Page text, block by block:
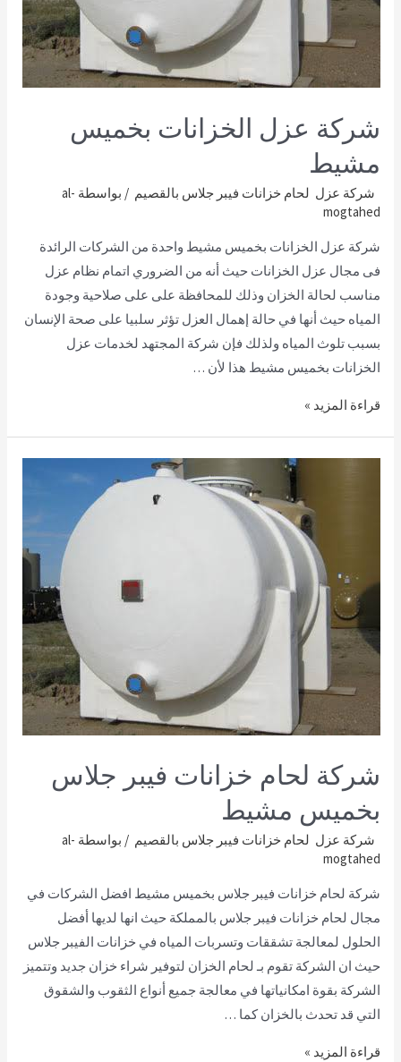
شركة عزل الخزانات بخميس
مشيط
شركة عزل لحام خزانات فيبر جلاس بالقصيم / بواسطة al-
mogtahed
شركة عزل الخزانات بخميس مشيط واحدة من الشركات الرائدة
فى مجال عزل الخزانات حيث أنه من الضروري اتمام نظام عزل
مناسب لحالة الخزان وذلك للمحافظة على على صلاحية وجودة
المياه حيث أنها في حالة إهمال العزل تؤثر سلبيا على صحة الإنسان
بسبب تلوث المياه ولذلك فإن شركة المجتهد لخدمات عزل
الخزانات بخميس مشيط هذا لأن …
قراءة المزيد »
شركة لحام خزانات فيبر جلاس
بخميس مشيط
شركة عزل لحام خزانات فيبر جلاس بالقصيم / بواسطة al-
mogtahed
شركة لحام خزانات فيبر جلاس بخميس مشيط افضل الشركات في
مجال لحام خزانات فيبر جلاس بالمملكة حيث انها لديها أفضل
الحلول لمعالجة تشققات وتسربات المياه في خزانات الفيبر جلاس
حيث ان الشركة تقوم بـ لحام الخزان لتوفير شراء خزان جديد وتتميز
الشركة بقوة امكانياتها في معالجة جميع أنواع الثقوب والشقوق
التي قد تحدث بالخزان كما …
قراءة المزيد »